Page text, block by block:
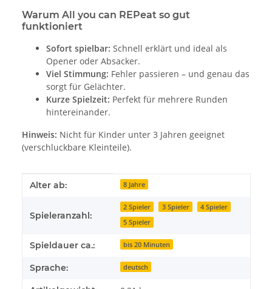
Warum All you can REPeat so gut
funktioniert
Sofort spielbar: Schnell erklärt und ideal als
Opener oder Absacker.
Viel Stimmung: Fehler passieren – und genau das
sorgt für Gelächter.
Kurze Spielzeit: Perfekt für mehrere Runden
hintereinander.
Hinweis: Nicht für Kinder unter 3 Jahren geeignet
(verschluckbare Kleinteile).
Produkteigenschaft
Wert
Alter ab: 8 Jahre
Spieleranzahl:
2 Spieler 3 Spieler
4 Spieler
5 Spieler
Spieldauer ca.: bis 20 Minuten
Sprache: deutsch